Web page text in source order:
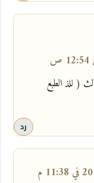
( للذ الطبع
رد